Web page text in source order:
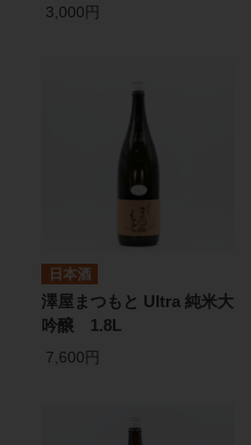
3,000円
日本酒
澤屋まつもと Ultra 純米大
吟醸 1.8L
7,600円